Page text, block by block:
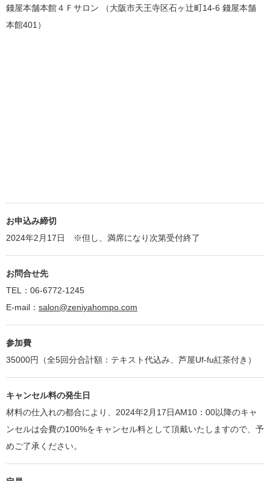
錢屋本舗本館４Ｆサロン （大阪市天王寺区石ヶ辻町14-6 錢屋本舗
本館401）
お申込み締切
2024年2月17日 ※但し、満席になり次第受付終了
お問合せ先
TEL：06-6772-1245
E-mail： salon@zeniyahompo.com
参加費
35000円（全5回分合計額：テキスト代込み、芦屋Uf-fu紅茶付き）
キャンセル料の発生日
材料の仕入れの都合により、2024年2月17日AM10：00以降のキャ
ンセルは会費の100%をキャンセル料として頂戴いたしますので、予
めご了承ください。